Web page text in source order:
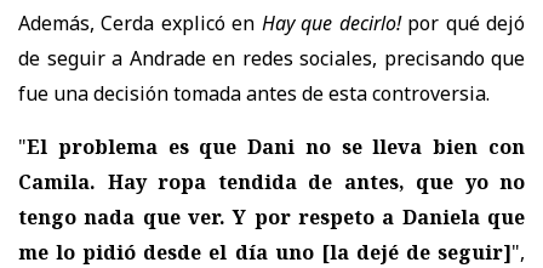
Además, Cerda explicó en Hay que decirlo!por qué dejó
de seguir a Andrade en redes sociales, precisando que
fue una decisión tomada antes de esta controversia.
"El problema es que Dani no se lleva bien con
Camila. Hay ropa tendida de antes, que yo no
tengo nada que ver. Y por respeto a Daniela que
me lo pidió desde el día uno [la dejé de seguir]",